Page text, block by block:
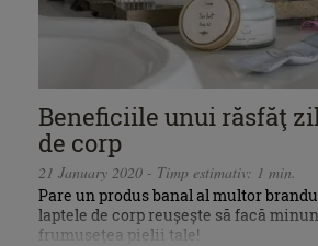
Beneficiile unui răsfăţ
de corp
21 January 2020 - Timp estimativ: 1 min.
Pare un produs banal al multor
laptele de corp reușește să facă
frumusețea pielii tale!